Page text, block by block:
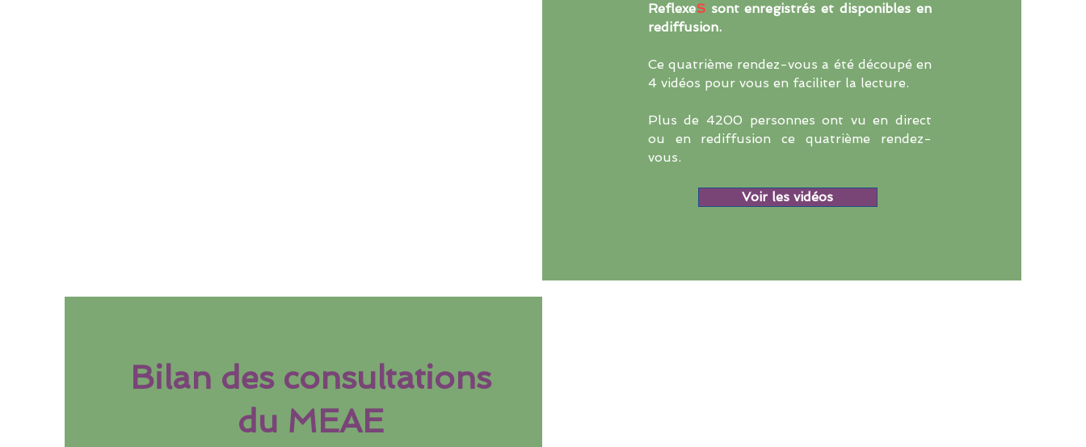
ReflexeSsont enregistrés et disponibles en
rediffusion.
Ce quatrième rendez-vous a été découpé en
4 vidéos pour vous en faciliter la lecture.
Plus de 4200 personnes ont vu en direct
ou en rediffusion ce quatrième rendez-
vous.
Voir les vidéos
Bilan des consultations
du MEAE